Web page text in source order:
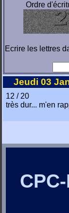
Ordre
Ecrire les lettres
Jeudi 03
12 / 20
très dur... m'en